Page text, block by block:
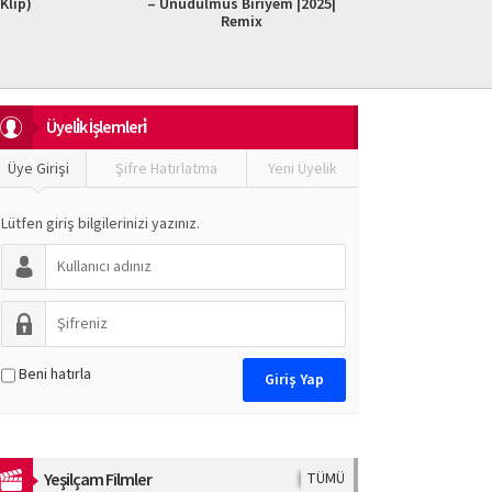
Üyeli̇k İşlemleri̇
Üye Girişi Şifre Hatırlatma Yeni Üyelik
Lütfen giriş bilgilerinizi yazınız.
Beni hatırla
Yeşilçam Filmler TÜMÜ